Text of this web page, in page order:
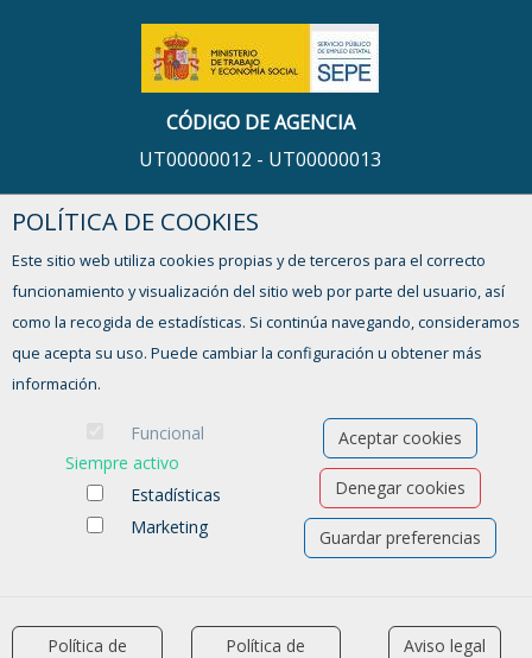
CÓDIGO DE AGENCIA
UT00000012 - UT00000013
HORARIO
De lunes a viernes,
de 9:00 a 13:00h y de 16:00 a 17:30h
FORMULARIO DE CONTACTO
POLÍTICA DE COOKIES
Este sitio web utiliza cookies propias y de terceros para el correcto
funcionamiento y visualización del sitio web por parte del usuario, así
como la recogida de estadísticas. Si continúa navegando, consideramos
que acepta su uso. Puede cambiar la configuración u obtener más
información.
Funcional
Siempre activo
Estadísticas
Marketing
Aceptar cookies
Denegar cookies
Guardar preferencias
Política de Política de Aviso legal